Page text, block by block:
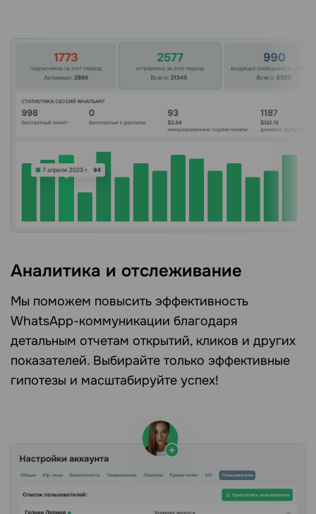
Аналитика и отслеживание
Мы поможем повысить эффективность
WhatsApp-коммуникации благодаря
детальным отчетам открытий, кликов и других
показателей. Выбирайте только эффективные
гипотезы и масштабируйте успех!